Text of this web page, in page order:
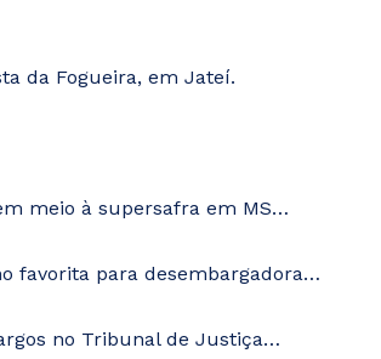
da Fogueira, em Jateí.
meio à supersafra em MS…
favorita para desembargadora…
no Tribunal de Justiça…